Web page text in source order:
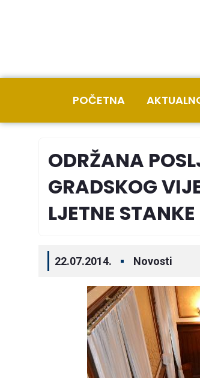
POČETNA
ODRŽANA
GRADSKOG
LJETNE STANKE
22.07.2014. Novosti